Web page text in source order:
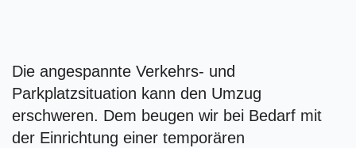
Die angespannte Verkehrs- und
Parkplatzsituation kann den Umzug
erschweren. Dem beugen wir bei Bedarf mit
der Einrichtung einer temporären